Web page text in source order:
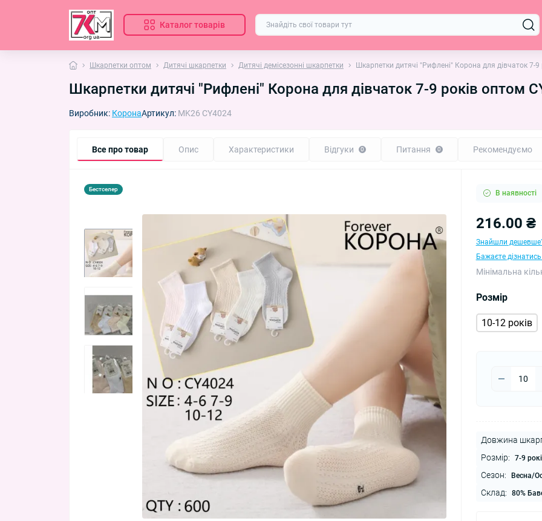
Каталог товарів
Шкарпетки оптом Дитячі шкарпетки Дитячі демісезонні шкарпетки Шкарпетки дитячі "Рифлені" Корона для дівчаток 7-
Шкарпетки дитячі "Рифлені" Корона для дівчаток 7-9 років оптом
Виробник: КоронаАртикул: MK26 CY4024
Все про товар Опис Характеристики Відгуки 0 Питання 0 Рекомендуємо
Бестселер В наявності
216.00 ₴
Знайшли
Бажаєте
Мінімальна
Розмір
10-12 років
Довжина
Розмір:
7-9
Сезон: Весна/
Склад: 80%